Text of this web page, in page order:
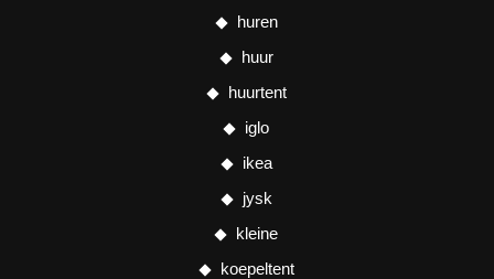
huren
huur
huurtent
iglo
ikea
jysk
kleine
koepeltent